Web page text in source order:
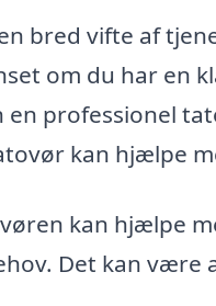
bred vifte af
om du har en
professionel
kan hjælpe
kan hjælpe
Det kan være